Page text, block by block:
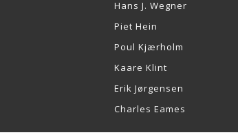
Hans J. Wegner
Piet Hein
Poul Kjærholm
Kaare Klint
Erik Jørgensen
Charles Eames